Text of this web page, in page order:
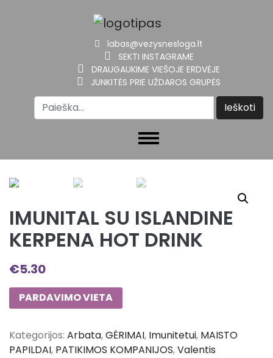
labas@vezysnesloga.lt
SEKTI INSTAGRAME
DRAUGAUKIME VIEŠOJE ERDVĖJE
JUNKITĖS PRIE UŽDAROS GRUPĖS
IMUNITAL SU ISLANDINE
KERPENA HOT DRINK
€5.30
PARDAVIMO VIETA
Kategorijos: Arbata,GĖRIMAI, Imunitetui, MAISTO
PAPILDAI, PATIKIMOS KOMPANIJOS,Valentis